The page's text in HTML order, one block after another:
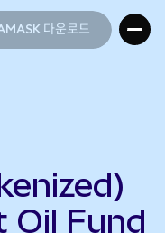
다운로드
Oil Fund